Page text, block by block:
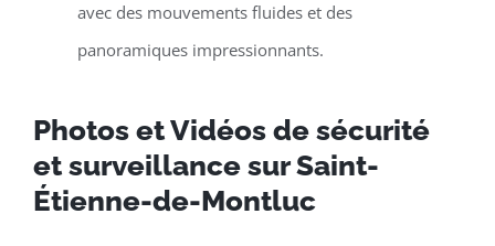
avec des mouvements fluides et des
panoramiques impressionnants.
Photos et Vidéos de sécurité
et surveillance sur Saint-
Étienne-de-Montluc